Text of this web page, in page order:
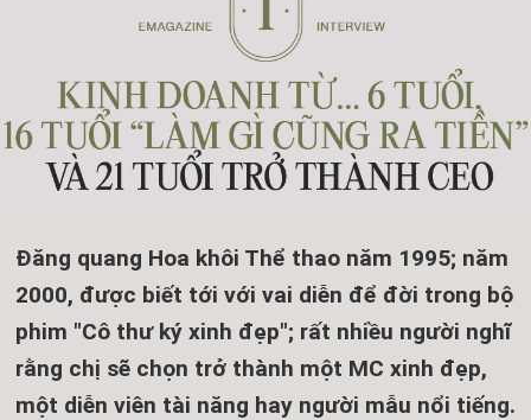
Đăng quang Hoa khôi Thể thao năm 1995; năm
2000, được biết tới với vai diễn để đời trong bộ
phim "Cô thư ký xinh đẹp"; rất nhiều người nghĩ
rằng chị sẽ chọn trở thành một MC xinh đẹp,
một diễn viên tài năng hay người mẫu nổi tiếng.